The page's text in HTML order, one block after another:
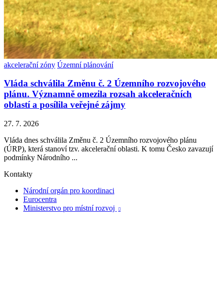
akcelerační zóny Územní plánování
Vláda schválila Změnu č. 2 Územního rozvojového
plánu. Významně omezila rozsah akceleračních
oblastí a posílila veřejné zájmy
27. 7. 2026
Vláda dnes schválila Změnu č. 2 Územního rozvojového plánu
(ÚRP), která stanoví tzv. akcelerační oblasti. K tomu Česko zavazují
podmínky Národního ...
Kontakty
Národní orgán pro koordinaci
Eurocentra
Ministerstvo pro místní rozvoj
